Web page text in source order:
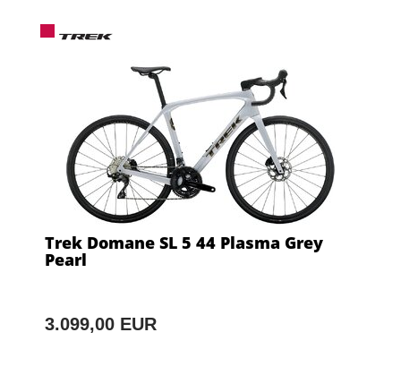
Trek Domane SL 5 44 Plasma Grey
Pearl
3.099,00 EUR